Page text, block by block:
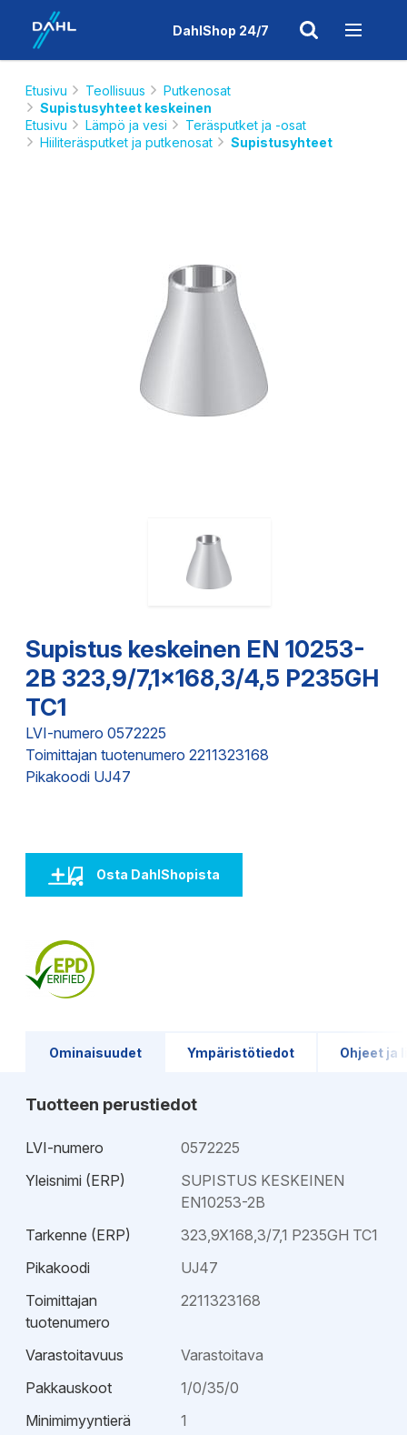
DahlShop 24/7
Etusivu Teollisuus
Putkenosat
Supistusyhteet keskeinen
Etusivu
Lämpö ja vesi
Teräsputket ja -osat
Hiiliteräsputket ja putkenosat
Supistusyhteet
Supistus keskeinen EN 10253-
2B 323,9/7,1x168,3/4,5 P235GH
TC1
LVI-numero 0572225
Toimittajan tuotenumero 2211323168
Pikakoodi UJ47
Osta DahlShopista
Ominaisuudet Ympäristötiedot Ohjeet ja
Tuotteen perustiedot
LVI-numero
0572225
Yleisnimi (ERP)
SUPISTUS KESKEINEN
EN10253-2B
Tarkenne (ERP)
323,9X168,3/7,1 P235GH TC1
Pikakoodi
UJ47
Toimittajan
tuotenumero
2211323168
Varastoitavuus
Varastoitava
Pakkauskoot
1/0/35/0
Minimimyyntierä
1